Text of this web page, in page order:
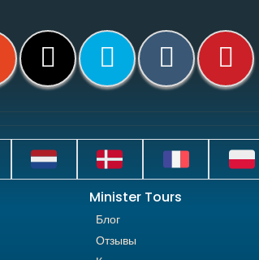
Minister Tours
Блог
Отзывы